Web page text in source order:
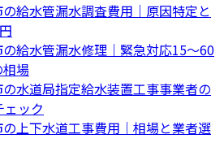
給水管漏水調査費用｜原因特定と
給水管漏水修理｜緊急対応15〜60
場
水道局指定給水装置工事事業者の
ック
上下水道工事費用｜相場と業者選